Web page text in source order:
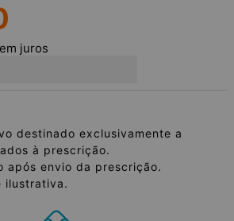
juros
destinado exclusivamente a
à prescrição.
após envio da prescrição.
ilustrativa.